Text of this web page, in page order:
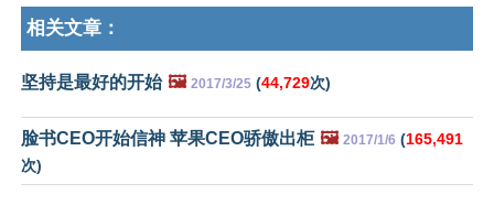
相关文章：
坚持是最好的开始 🖼️ 2017/3/25 (44,729次)
脸书CEO开始信神 苹果CEO骄傲出柜 🖼️ 2017/1/6 (165,491
次)